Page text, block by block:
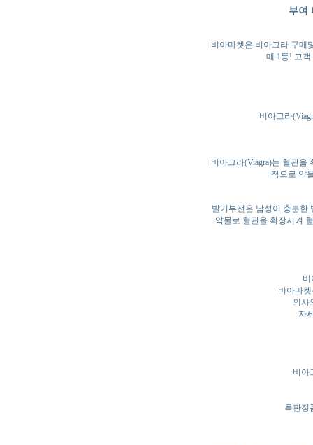
부여
비아마켓은 비아그라 구매
매 1등! 고
비아그라
비아그라(Viagra)는 혈관
적으로 약
발기부전은 남성이 충분한
약물로 혈관을 확장시켜
비
비아마
의사
자
비아
특판정